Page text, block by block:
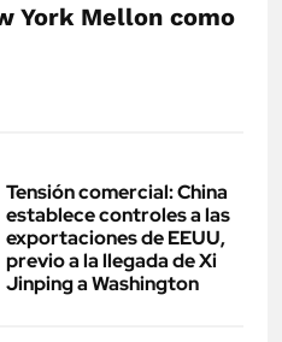
York Mellon como
Tensión comercial: China
establece controles a las
exportaciones de EEUU,
previo a la llegada de Xi
Jinping a Washington